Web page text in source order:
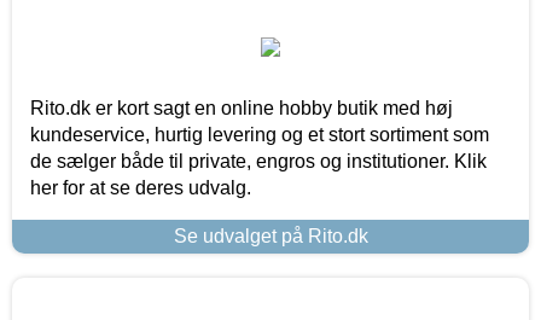
Rito.dk er kort sagt en online hobby butik med høj
kundeservice, hurtig levering og et stort sortiment som
de sælger både til private, engros og institutioner. Klik
her for at se deres udvalg.
Se udvalget på Rito.dk